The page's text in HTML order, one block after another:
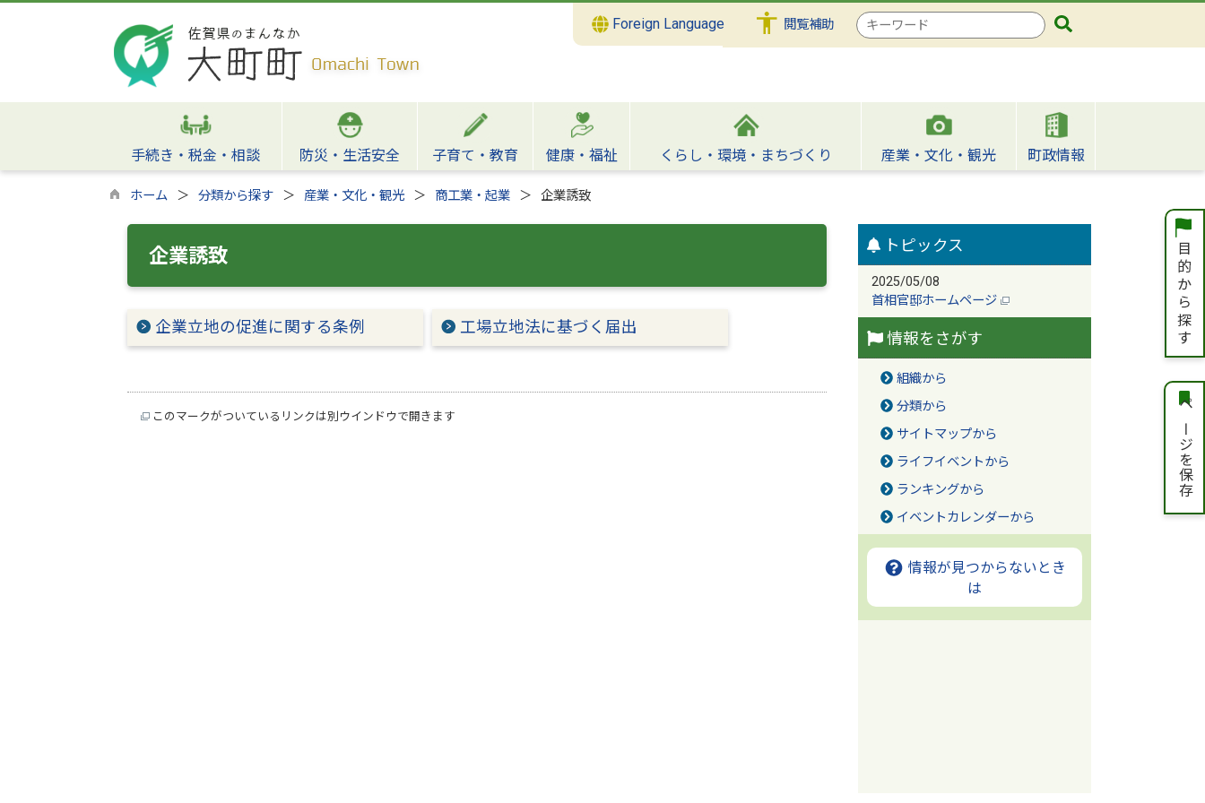
Foreign Language 閲覧補助
検
索
手続き・税金・相談 防災・生活安全 子育て・教育 健康・福祉 くらし・環境・まちづくり 産業・文化・観光 町政情報
ホーム 分類から探す 産業・文化・観光 商工業・起業 企業誘致
企業誘致
企業立地の促進に関する条例 工場立地法に基づく届出
このマークがついているリンクは別ウインドウで開きます
トピックス
2025/05/08
首相官邸ホームページ
情報をさがす
組織から
分類から
サイトマップから
ライフイベントから
ランキングから
イベントカレンダーから
情報が見つからないとき
は
ページを保存